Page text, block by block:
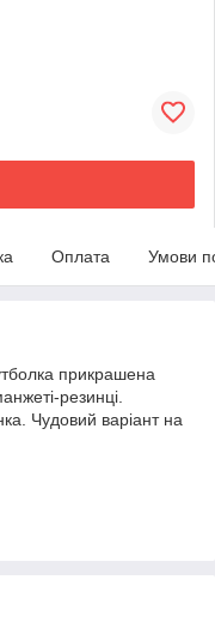
Оплата Умови
прикрашена
резинці.
Чудовий варіант на